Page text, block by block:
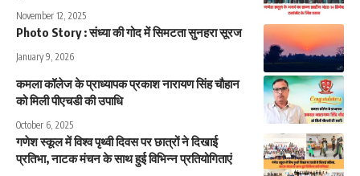
November 12, 2025
Photo Story : संध्या की गोद में सिमटता सुनहरा सूरज
January 9, 2026
कमला कॉलेज के प्राध्यापक प्रकाश नारायण सिंह चौहान
को मिली पीएचडी की उपाधि
October 6, 2025
गणेश स्कूल में विश्व पृथ्वी दिवस पर छात्रों ने दिखाई
प्रतिभा, नाटक मंचन के साथ हुई विभिन्न प्रतियोगिताएं